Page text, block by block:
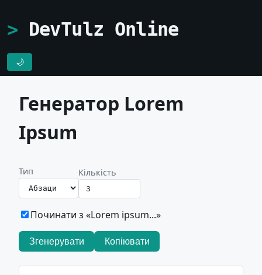
DevTulz Online
🌙
Генератор Lorem
Ipsum
Тип Кількість
Починати з «Lorem ipsum...»
Згенерувати Копіювати